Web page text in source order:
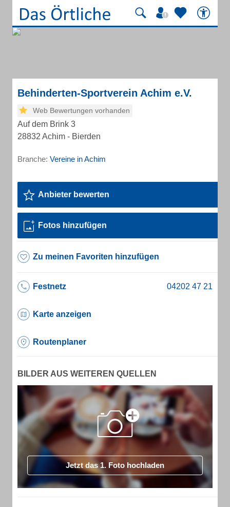
Behinderten-Sportverein Achim e.V.
Web Bewertungen vorhanden
Auf dem Brink 3
28832 Achim - Bierden
Branche: Vereine in Achim
Anbieter bewerten
Fotos hinzufügen
Zu meinen Favoriten hinzufügen
Festnetz
Karte anzeigen
Routenplaner
BILDER AUS WEITEREN QUELLEN
Jetzt das 1. Foto hochladen